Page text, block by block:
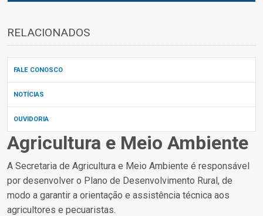
Agricultura e Meio Ambiente
A Secretaria de Agricultura e Meio Ambiente é responsável
por desenvolver o Plano de Desenvolvimento Rural, de
modo a garantir a orientação e assistência técnica aos
agricultores e pecuaristas.
RELACIONADOS
FALE CONOSCO
NOTÍCIAS
OUVIDORIA